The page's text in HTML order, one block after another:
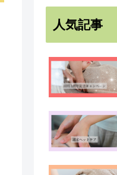
人気記事